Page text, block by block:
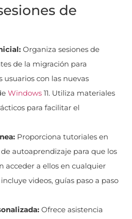
de
Organiza sesiones de
de la migración para
usuarios con las nuevas
Windows 11. Utiliza materiales
para facilitar el
Proporciona tutoriales en
autoaprendizaje para que los
acceder a ellos en cualquier
videos, guías paso a paso
Ofrece asistencia